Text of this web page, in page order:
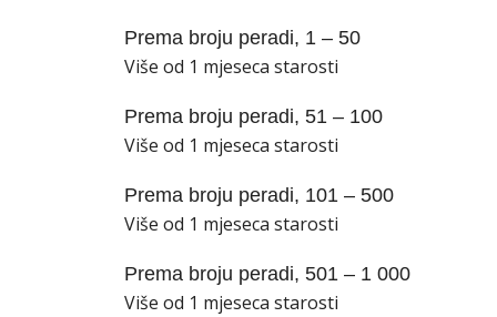
Prema broju peradi, 1 – 50
Više od 1 mjeseca starosti
Prema broju peradi, 51 – 100
Više od 1 mjeseca starosti
Prema broju peradi, 101 – 500
Više od 1 mjeseca starosti
Prema broju peradi, 501 – 1 000
Više od 1 mjeseca starosti